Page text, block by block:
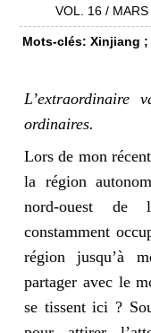
VOL. 16 /
Mots-clés: Xinjiang
L’extraordinaire
ordinaires.
Lors de mon
la région
nord-ouest de
constamment
région jusqu’à
partager avec le
se tissent ici ?